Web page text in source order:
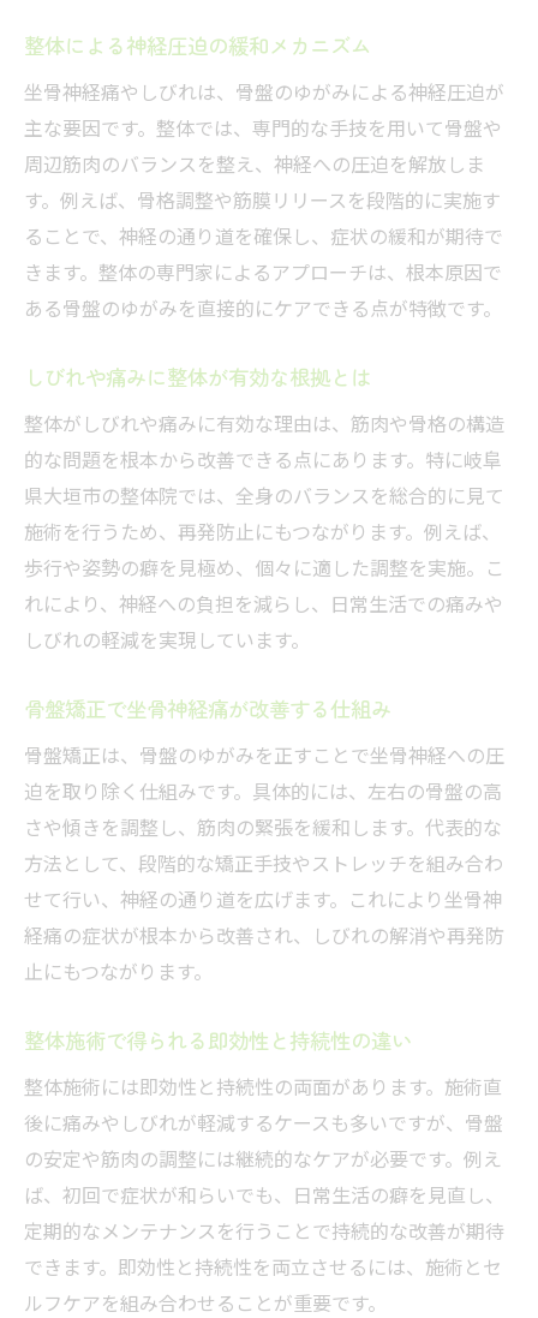
整体による神経圧迫の緩和メカニズム
坐骨神経痛やしびれは、骨盤のゆがみによる神経圧迫が
主な要因です。整体では、専門的な手技を用いて骨盤や
周辺筋肉のバランスを整え、神経への圧迫を解放しま
す。例えば、骨格調整や筋膜リリースを段階的に実施す
ることで、神経の通り道を確保し、症状の緩和が期待で
きます。整体の専門家によるアプローチは、根本原因で
ある骨盤のゆがみを直接的にケアできる点が特徴です。
しびれや痛みに整体が有効な根拠とは
整体がしびれや痛みに有効な理由は、筋肉や骨格の構造
的な問題を根本から改善できる点にあります。特に岐阜
県大垣市の整体院では、全身のバランスを総合的に見て
施術を行うため、再発防止にもつながります。例えば、
歩行や姿勢の癖を見極め、個々に適した調整を実施。こ
れにより、神経への負担を減らし、日常生活での痛みや
しびれの軽減を実現しています。
骨盤矯正で坐骨神経痛が改善する仕組み
骨盤矯正は、骨盤のゆがみを正すことで坐骨神経への圧
迫を取り除く仕組みです。具体的には、左右の骨盤の高
さや傾きを調整し、筋肉の緊張を緩和します。代表的な
方法として、段階的な矯正手技やストレッチを組み合わ
せて行い、神経の通り道を広げます。これにより坐骨神
経痛の症状が根本から改善され、しびれの解消や再発防
止にもつながります。
整体施術で得られる即効性と持続性の違い
整体施術には即効性と持続性の両面があります。施術直
後に痛みやしびれが軽減するケースも多いですが、骨盤
の安定や筋肉の調整には継続的なケアが必要です。例え
ば、初回で症状が和らいでも、日常生活の癖を見直し、
定期的なメンテナンスを行うことで持続的な改善が期待
できます。即効性と持続性を両立させるには、施術とセ
ルフケアを組み合わせることが重要です。